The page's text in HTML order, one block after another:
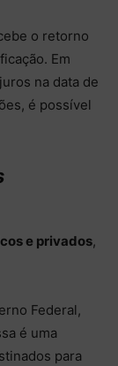
o retorno
Em
na data de
é possível
e privados,
Federal,
é uma
para